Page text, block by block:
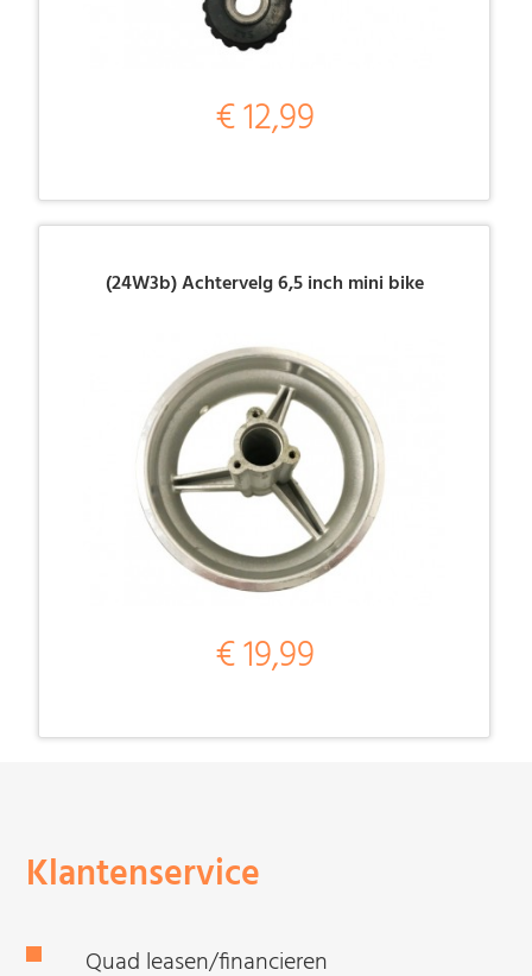
€ 12,99
(24W3b) Achtervelg 6,5 inch mini bike
€ 19,99
Klantenservice
Quad leasen/financieren